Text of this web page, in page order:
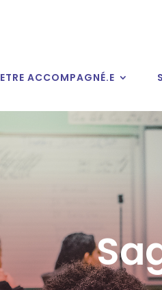
ETRE ACCOMPAGNÉ.E